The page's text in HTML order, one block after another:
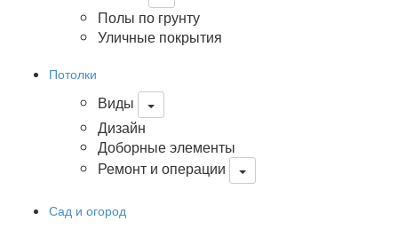
Полы по грунту
Уличные покрытия
Потолки
Виды
Дизайн
Доборные элементы
Ремонт и операции
Сад и огород